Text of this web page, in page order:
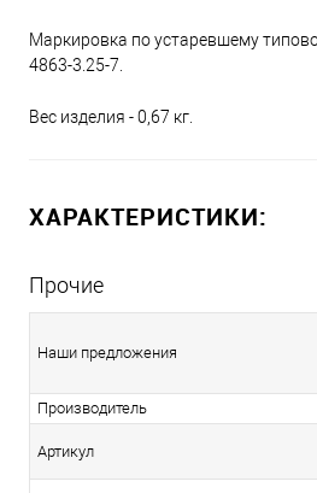
Маркировка по устаревшему
4863-3.25-7.
Вес изделия - 0,67 кг.
ХАРАКТЕРИСТИКИ:
Прочие
Наши предложения
Производитель
Артикул